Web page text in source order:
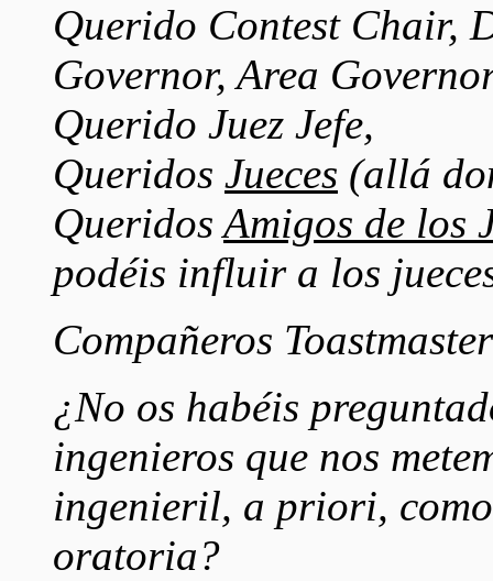
Querido Contest Chair,
Governor, Area
Querido Juez Jefe,
Queridos Jueces (allá
QueridosAmigos de los
podéis influir a los
Compañeros
¿No os habéis
ingenieros que nos
ingenieril, a priori, como
oratoria?